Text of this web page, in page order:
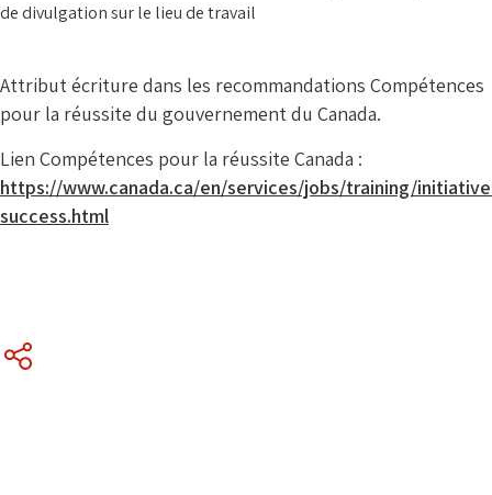
de divulgation sur le lieu de travail
Attribut écriture dans les recommandations Compétences
pour la réussite du gouvernement du Canada.
Lien Compétences pour la réussite Canada :
https://www.canada.ca/en/services/jobs/training/
success.html